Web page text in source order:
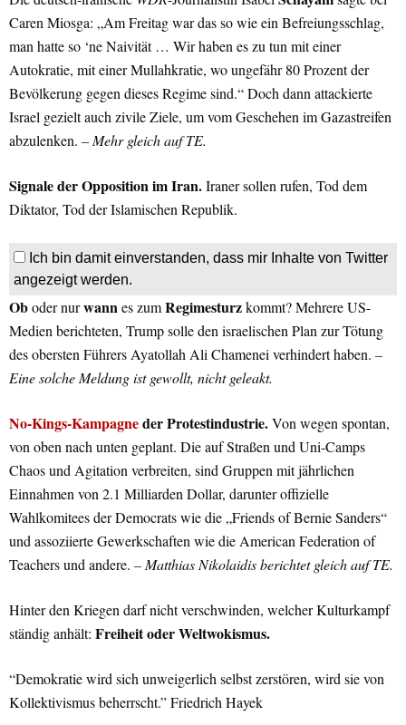
Caren Miosga: „Am Freitag war das so wie ein Befreiungsschlag,
man hatte so ‘ne Naivität … Wir haben es zu tun mit einer
Autokratie, mit einer Mullahkratie, wo ungefähr 80 Prozent der
Bevölkerung gegen dieses Regime sind.“ Doch dann attackierte
Israel gezielt auch zivile Ziele, um vom Geschehen im Gazastreifen
abzulenken. – Mehr gleich auf TE.
Signale der Opposition im Iran.Iraner sollen rufen, Tod dem
Diktator, Tod der Islamischen Republik.
Ich bin damit einverstanden, dass mir Inhalte von Twitter
angezeigt werden.
Oboder nurwannes zumRegimesturzkommt? Mehrere US-
Medien berichteten, Trump solle den israelischen Plan zur Tötung
des obersten Führers Ayatollah Ali Chamenei verhindert haben. –
Eine solche Meldung ist gewollt, nicht geleakt.
No-Kings-Kampagneder Protestindustrie.Von wegen spontan,
von oben nach unten geplant. Die auf Straßen und Uni-Camps
Chaos und Agitation verbreiten, sind Gruppen mit jährlichen
Einnahmen von 2.1 Milliarden Dollar, darunter offizielle
Wahlkomitees der Democrats wie die „Friends of Bernie Sanders“
und assoziierte Gewerkschaften wie die American Federation of
Teachers und andere. – Matthias Nikolaidis berichtet gleich auf TE.
Hinter den Kriegen darf nicht verschwinden, welcher Kulturkampf
ständig anhält: Freiheit oder Weltwokismus.
“Demokratie wird sich unweigerlich selbst zerstören, wird sie von
Kollektivismus beherrscht.” Friedrich Hayek